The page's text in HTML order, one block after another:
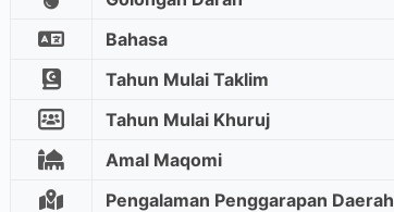
Bahasa
Tahun Mulai Taklim
Tahun Mulai Khuruj
Amal Maqomi
Pengalaman Penggarapan Daerah